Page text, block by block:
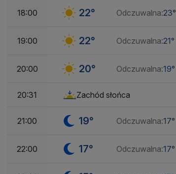
18:00 22° Odczuwalna:23°
19:00 22° Odczuwalna:21°
20:00 20° Odczuwalna:19°
20:31 Zachód słońca
21:00 19° Odczuwalna:17°
22:00 17° Odczuwalna:17°